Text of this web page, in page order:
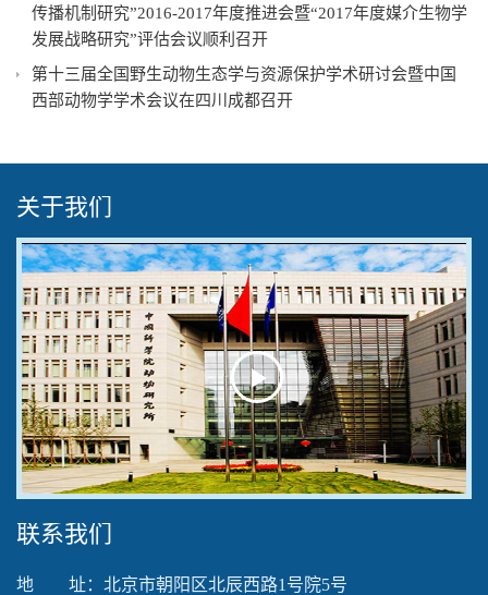
传播机制研究”2016-2017年度推进会暨“2017年度媒介生物学
发展战略研究”评估会议顺利召开
第十三届全国野生动物生态学与资源保护学术研讨会暨中国
西部动物学学术会议在四川成都召开
关于我们
Play
Video
联系我们
地 址：北京市朝阳区北辰西路1号院5号